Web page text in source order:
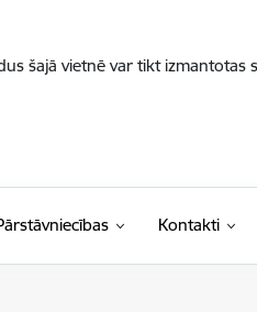
šajā vietnē var tikt izmantotas
Kontakti